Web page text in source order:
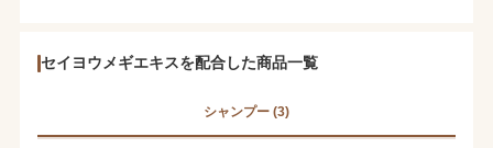
セイヨウメギエキスを配合した商品一覧
シャンプー (3)